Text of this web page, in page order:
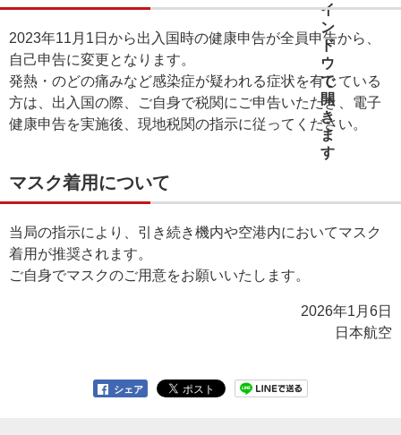
2023年11月1日から出入国時の健康申告が全員申告から、
自己申告に変更となります。
発熱・のどの痛みなど感染症が疑われる症状を有している
方は、出入国の際、ご自身で税関にご申告いただき、電子
健康申告を実施後、現地税関の指示に従ってください。
マスク着用について
当局の指示により、引き続き機内や空港内においてマスク
着用が推奨されます。
ご自身でマスクのご用意をお願いいたします。
2026年1月6日
日本航空
シェア